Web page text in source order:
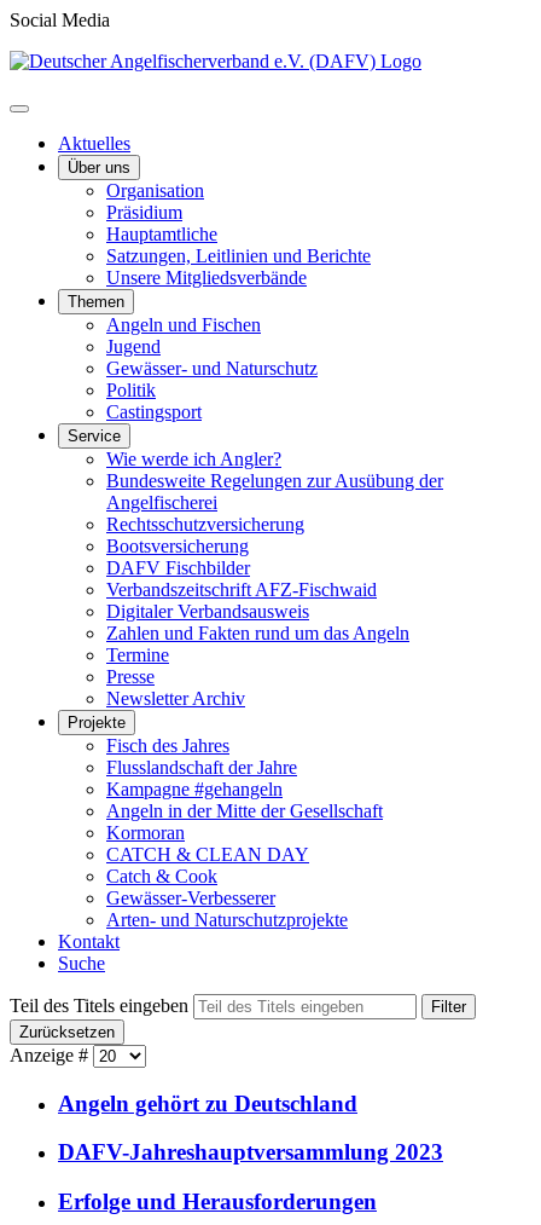
Social Media
Aktuelles
Über uns
Organisation
Präsidium
Hauptamtliche
Satzungen, Leitlinien und Berichte
Unsere Mitgliedsverbände
Themen
Angeln und Fischen
Jugend
Gewässer- und Naturschutz
Politik
Castingsport
Service
Wie werde ich Angler?
Bundesweite Regelungen zur Ausübung der
Angelfischerei
Rechtsschutzversicherung
Bootsversicherung
DAFV Fischbilder
Verbandszeitschrift AFZ-Fischwaid
Digitaler Verbandsausweis
Zahlen und Fakten rund um das Angeln
Termine
Presse
Newsletter Archiv
Projekte
Fisch des Jahres
Flusslandschaft der Jahre
Kampagne #gehangeln
Angeln in der Mitte der Gesellschaft
Kormoran
CATCH & CLEAN DAY
Catch & Cook
Gewässer-Verbesserer
Arten- und Naturschutzprojekte
Kontakt
Suche
Teil des Titels eingeben
Filter
Zurücksetzen
Anzeige #
Angeln gehört zu Deutschland
DAFV-Jahreshauptversammlung 2023
Erfolge und Herausforderungen